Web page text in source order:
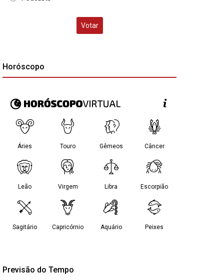
Votar
Horóscopo
Previsão do Tempo